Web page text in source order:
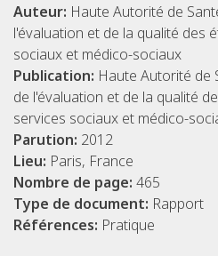
Auteur: Haute Autorité de
l'évaluation et de la qualité des
sociaux et médico-sociaux
Publication: Haute Autorité de
de l'évaluation et de la qualité
services sociaux et médico-
Parution: 2012
Lieu: Paris, France
Nombre de page: 465
Type de document: Rapport
Références: Pratique